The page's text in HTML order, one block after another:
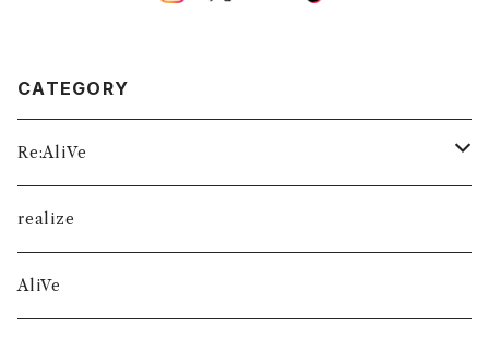
CATEGORY
Re:AliVe
数量限定
realize
AliVe